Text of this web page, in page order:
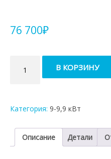
76 700₽
товара
Канальный
9,9
Electrolux
EFF-
В КОРЗИНУ
Категория: 9-9,9 кВт
Описание Детали